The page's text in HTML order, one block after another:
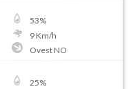
53%
9Km/h
Ovest NO
25%